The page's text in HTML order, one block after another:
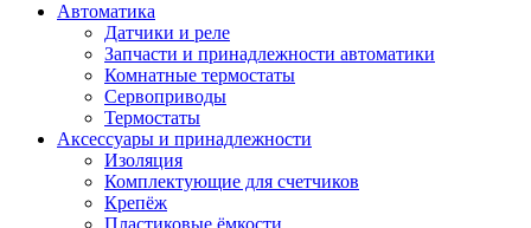
Автоматика
Датчики и реле
Запчасти и принадлежности автоматики
Комнатные термостаты
Сервоприводы
Термостаты
Аксессуары и принадлежности
Изоляция
Комплектующие для счетчиков
Крепёж
Пластиковые ёмкости